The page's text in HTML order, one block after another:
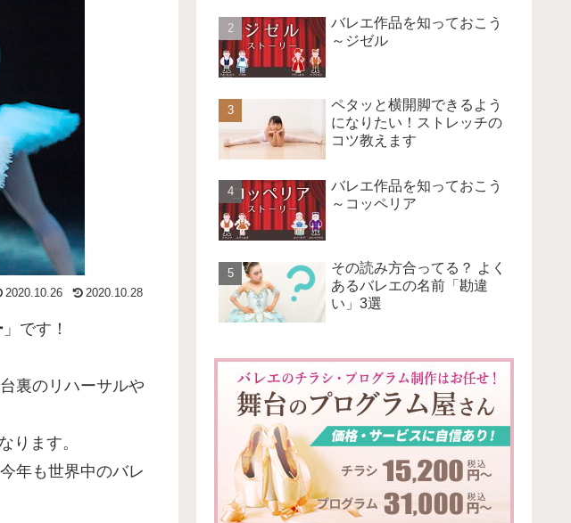
2020.10.26 2020.10.28
」です！
裏のリハーサルや
ります。
年も世界中のバレ
バレエ作品を知っておこう
～ジゼル
ペタッと横開脚できるよう
になりたい！ストレッチの
コツ教えます
バレエ作品を知っておこう
～コッペリア
その読み方合ってる？ よく
あるバレエの名前「勘違
い」3選